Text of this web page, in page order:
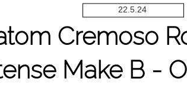
22.5.24
Cremoso
Make B -